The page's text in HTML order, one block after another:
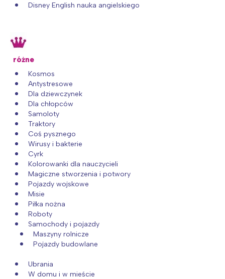
Disney English nauka angielskiego
różne
Kosmos
Antystresowe
Dla dziewczynek
Dla chłopców
Samoloty
Traktory
Coś pysznego
Wirusy i bakterie
Cyrk
Kolorowanki dla nauczycieli
Magiczne stworzenia i potwory
Pojazdy wojskowe
Misie
Piłka nożna
Roboty
Samochody i pojazdy
Maszyny rolnicze
Pojazdy budowlane
Ubrania
W domu i w mieście